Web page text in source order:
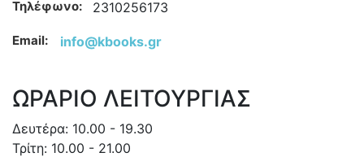
Τηλέφωνο: 2310256173
Email: info@kbooks.gr
ΩΡΑΡΙΟ ΛΕΙΤΟΥΡΓΙΑΣ
Δευτέρα: 10.00 - 19.30
Τρίτη: 10.00 - 21.00